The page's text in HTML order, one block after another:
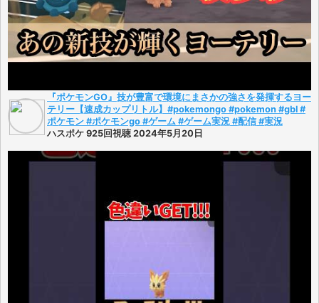
『ポケモンGO』技が豊富で環境にまさかの強さを発揮するヨー
テリー【速成カップリトル】#pokemongo #pokemon #gbl #
ポケモン #ポケモンgo #ゲーム #ゲーム実況 #配信 #実況
ハスポケ 925回視聴 2024年5月20日